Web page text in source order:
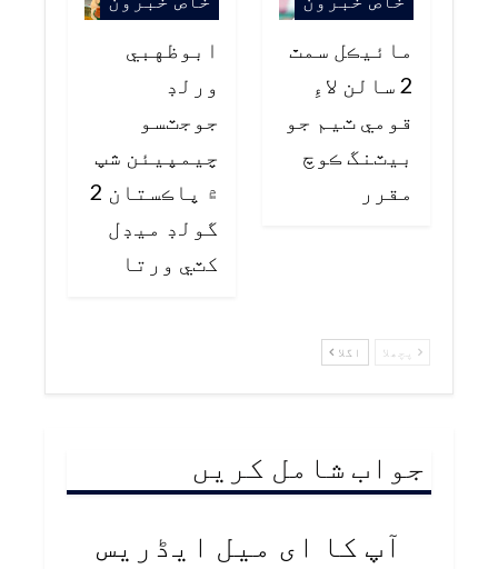
مائيڪل سمٿ
2 سالن لاءِ
قومي ٽيم جو
بيٽنگ ڪوچ
مقرر
ابوظهبي
ورلڊ
جوجٽسو
چيمپيئن شپ
۾ پاڪستان 2
گولڊ ميڊل
کٽي ورتا
پچھلا اگلا
جواب شامل کریں
آپ کا ای میل ایڈریس